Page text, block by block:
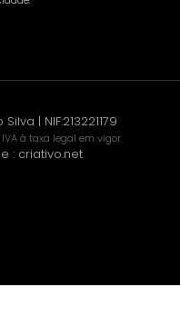
| NIF:213221179
à taxa legal em vigor.
: criativo.net